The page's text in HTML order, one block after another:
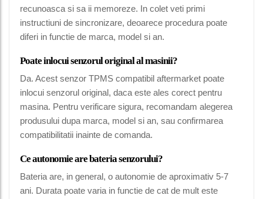
recunoasca si sa ii memoreze. In colet veti primi
instructiuni de sincronizare, deoarece procedura poate
diferi in functie de marca, model si an.
Poate inlocui senzorul original al masinii?
Da. Acest senzor TPMS compatibil aftermarket poate
inlocui senzorul original, daca este ales corect pentru
masina. Pentru verificare sigura, recomandam alegerea
produsului dupa marca, model si an, sau confirmarea
compatibilitatii inainte de comanda.
Ce autonomie are bateria senzorului?
Bateria are, in general, o autonomie de aproximativ 5-7
ani. Durata poate varia in functie de cat de mult este